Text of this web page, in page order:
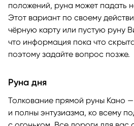
положений, руна может падать
Этот вариант по своему
чёрную карту или пустую руну
что информация пока что
поэтому задайте вопрос позже.
Руна дня
Толкование прямой руны Кано
и полны энтузиазма, ко всему